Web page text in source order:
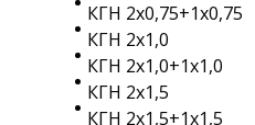
КГН 2х0,75+1х0,75
КГН 2х1,0
КГН 2х1,0+1х1,0
КГН 2х1,5
КГН 2х1,5+1х1,5